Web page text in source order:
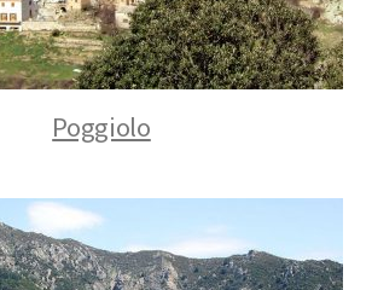
Poggiolo